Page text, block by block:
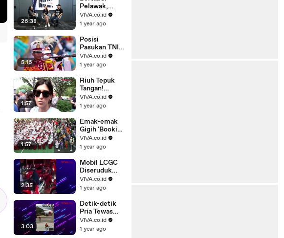
26:38
Pelawak,
Rachel
Oldham
Renaga
Tahier?
VIVA.co.id
1 year ago
5:16
Posisi
Pasukan TNI
Dalam
Pembuka
2025
VIVA.co.id
1 year ago
1:57
Riuh Tepuk
Tangan!
Gedung
Kemlu AS
Mata Buntut..
VIVA.co.id
1 year ago
1:57
Emak-emak
Gigih 'Booking
Kursi' Paling
Depan Bagi
VIVA.co.id
1 year ago
2:35
Mobil LCGC
Diseruduk
Damkar
Gegara
VIVA.co.id
1 year ago
3:03
Detik-detik
Pria Tewas
Tersedot ke
Mesin
VIVA.co.id
1 year ago